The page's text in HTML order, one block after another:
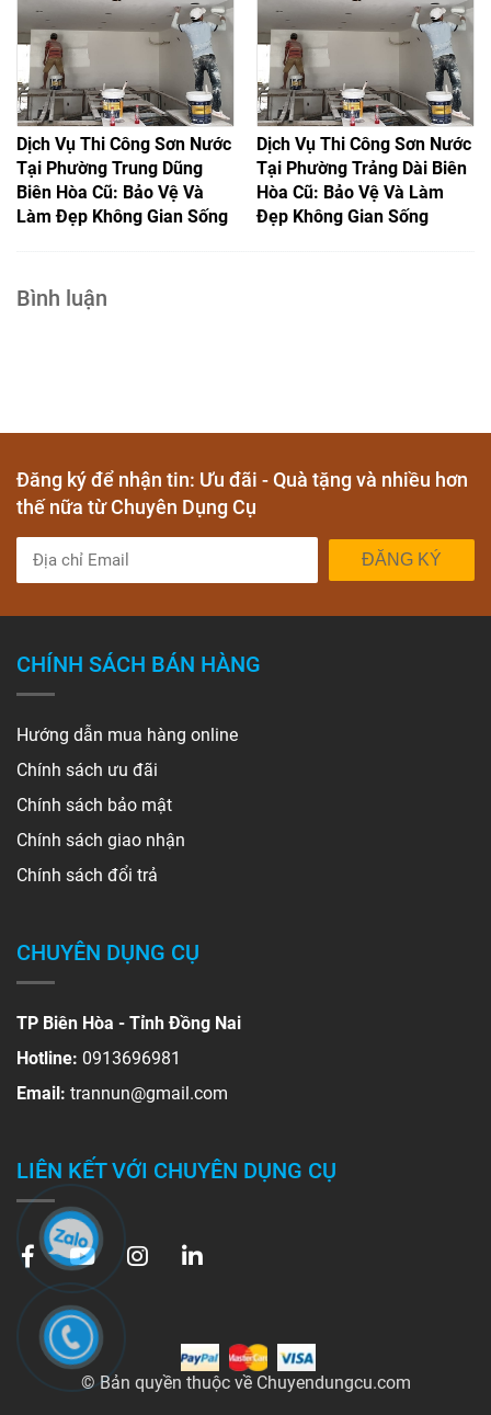
Dịch Vụ Thi Công Sơn Nước
Tại Phường Trung Dũng
Biên Hòa Cũ: Bảo Vệ Và
Làm Đẹp Không Gian Sống
Dịch Vụ Thi Công Sơn Nước
Tại Phường Trảng Dài Biên
Hòa Cũ: Bảo Vệ Và Làm
Đẹp Không Gian Sống
Bình luận
Đăng ký để nhận tin: Ưu đãi - Quà tặng và nhiều hơn
thế nữa từ Chuyên Dụng Cụ
ĐĂNG KÝ
CHÍNH SÁCH BÁN HÀNG
Hướng dẫn mua hàng online
Chính sách ưu đãi
Chính sách bảo mật
Chính sách giao nhận
Chính sách đổi trả
CHUYÊN DỤNG CỤ
TP Biên Hòa - Tỉnh Đồng Nai
Hotline: 0913696981
Email: trannun@gmail.com
LIÊN KẾT VỚI CHUYÊN DỤNG CỤ
© Bản quyền thuộc về Chuyendungcu.com